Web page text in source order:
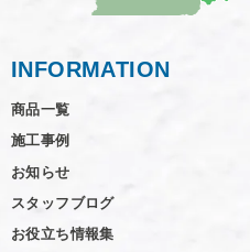
INFORMATION
商品一覧
施工事例
お知らせ
スタッフブログ
お役立ち情報集